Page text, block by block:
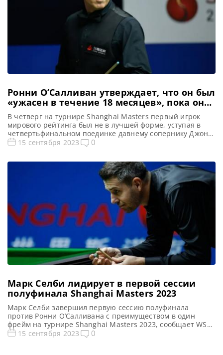
Ронни О’Салливан утверждает, что он был
«ужасен в течение 18 месяцев», пока он
боролся за свою форму
В четверг на турнире Shanghai Masters первый игрок
мирового рейтинга был не в лучшей форме, уступая в
четвертьфинальном поединке давнему сопернику Джону
Хиггинсу со счетом 2:5, сообщает Metro. Все Новости и
Shanghai Masters 2023 Расписание трансляций Shanghai
Masters 2023 Видео Shanghai Masters […]
15 сентября 2023 0
Марк Селби лидирует в первой сессии
полуфинала Shanghai Masters 2023
Марк Селби завершил первую сессию полуфинала
против Ронни О’Салливана с преимуществом в один
фрейм на турнире Shanghai Masters 2023, сообщает WST.
Все Новости и результаты Shanghai Masters 2023
15 сентября 2023 0